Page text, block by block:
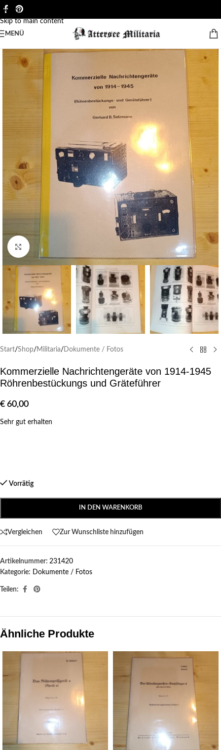
Skip to navigation
Skip to main content
MENÜ
Klick zum Vergrößern
Start/Shop/ Militaria/ Dokumente / Fotos
Kommerzielle Nachrichtengeräte von 1914-1945
Röhrenbestückungs und Gräteführer
€ 60,00
Sehr gut erhalten
Vorrätig
IN DEN WARENKORB
Vergleichen Zur Wunschliste hinzufügen
Artikelnummer: 231420
Kategorie: Dokumente / Fotos
Teilen:
Ähnliche Produkte